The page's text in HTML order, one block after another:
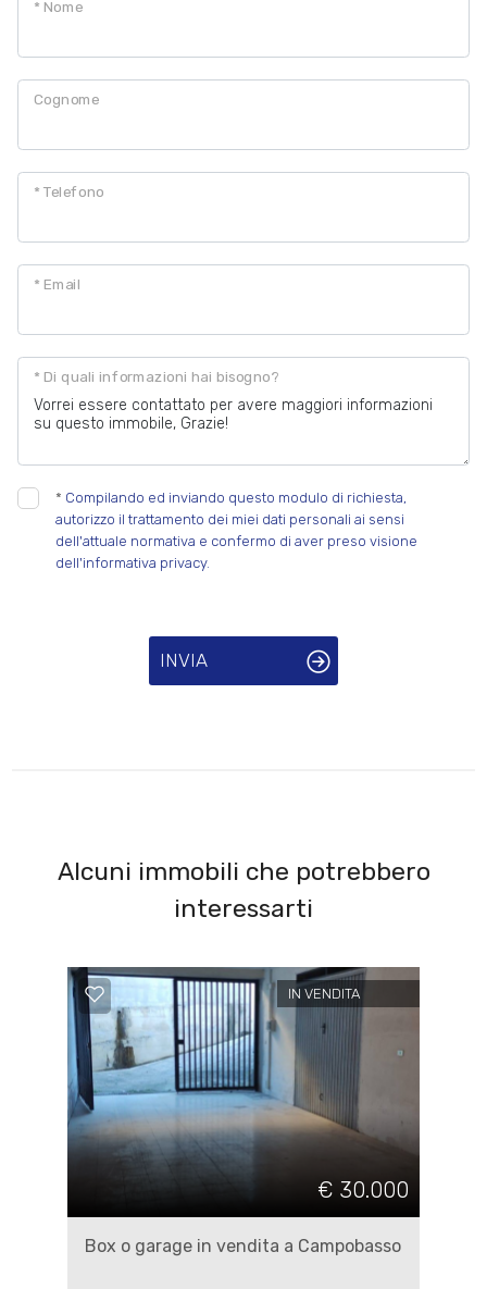
* Nome
Cognome
* Telefono
* Email
* Di quali informazioni hai bisogno?
* Compilando ed inviando questo modulo di richiesta,
autorizzo il trattamento dei miei dati personali ai sensi
dell'attuale normativa e confermo di aver preso visione
dell'informativa privacy.
INVIA
Alcuni immobili che potrebbero
interessarti
IN VENDITA
€ 30.000
Box o garage in vendita a Campobasso
3
5
5+
opzioni
-
multiscelta
Giardino
Posto auto/Box